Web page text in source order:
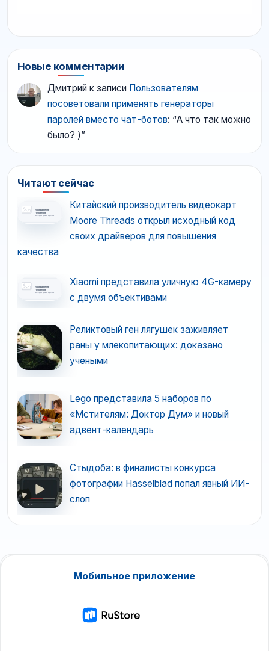
Новые комментарии
Дмитрий к записи Пользователям
посоветовали применять генераторы
паролей вместо чат-ботов: “А что так можно
было? )”
Читают сейчас
Китайский производитель видеокарт
Moore Threads открыл исходный код
своих драйверов для повышения
качества
Xiaomi представила уличную 4G-камеру
с двумя объективами
Реликтовый ген лягушек заживляет
раны у млекопитающих: доказано
учеными
Lego представила 5 наборов по
«Мстителям: Доктор Дум» и новый
адвент-календарь
Стыдоба: в финалисты конкурса
фотографии Hasselblad попал явный ИИ-
слоп
Мобильное приложение